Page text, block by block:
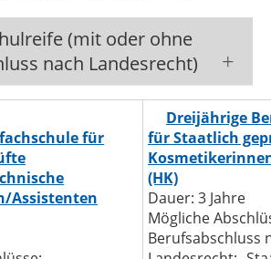
(mit oder ohne
nach Landesrecht)
für
Assistenten
Dreijährige
für Staatlich
(HK)
Dauer: 3 Jahre
Mögliche
Berufsabschluss